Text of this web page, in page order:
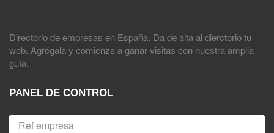
Directorio de empresas en España. Da de alta al dierctorio tu
web. Agrégala y comienza a ganar visitas con nuestra amplia
guía.
PANEL DE CONTROL